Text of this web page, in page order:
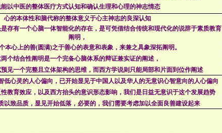
以中医的整体医疗方式认知和确认生理和心理的神志情态
心的本体性和脑代称的整体意义于心主神志的良深认知
存有一个心脑一体智能化的存在，是可凭借结合传统和现代化的说辞于素质教育
阐明，
本心上的善(圆满)之于善心的表意和表象，来兼之具象深拓阐明。
个结合性阐明是一个完备心脑体系的辩证兼实证的阐述，
见一个完整且立体架构的思维，而西方学说则只能局部和片面到位作阐述
低心灵的人心偏向，已开始显见于中国人以及华人的无意识心智意向的人心偏向
教育效应，以及西方抬头的意识形态影响，我们是日益无意识于这个发展趋势
以致品质，显见开始低落，必要的，我们需要考虑加以全面良善建设起来